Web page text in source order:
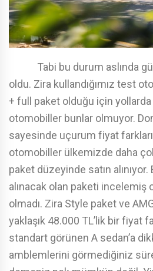
Tabi bu durum aslında
oldu. Zira kullandığımız test
+ full paket olduğu için
otomobiller bunlar olmuyor.
sayesinde uçurum fiyat
otomobiller ülkemizde daha
paket düzeyinde satın
alınacak olan paketi incelemiş
olmadı. Zira Style paket ve
yaklaşık 48.000 TL’lik bir fiyat
standart görünen A sedan’a
amblemlerini görmediğiniz